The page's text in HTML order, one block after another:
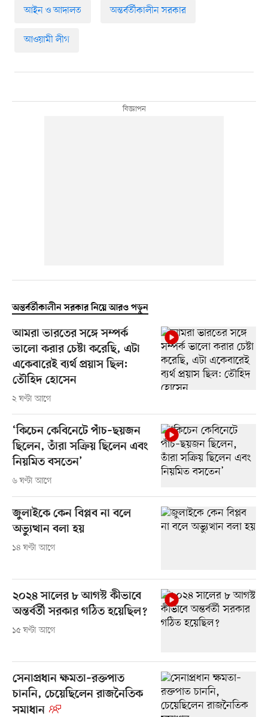
আইন ও আদালত অন্তর্বর্তীকালীন সরকার
আওয়ামী লীগ
অন্তর্বর্তীকালীন সরকার নিয়ে আরও পড়ুন
আমরা ভারতের সঙ্গে সম্পর্ক
ভালো করার চেষ্টা করেছি, এটা
একেবারেই ব্যর্থ প্রয়াস ছিল:
তৌহিদ হোসেন
২ ঘণ্টা আগে
‘কিচেন কেবিনেটে পাঁচ–ছয়জন
ছিলেন, তাঁরা সক্রিয় ছিলেন এবং
নিয়মিত বসতেন’
৬ ঘণ্টা আগে
জুলাইকে কেন বিপ্লব না বলে
অভ্যুত্থান বলা হয়
১৪ ঘণ্টা আগে
২০২৪ সালের ৮ আগস্ট কীভাবে
অন্তর্বর্তী সরকার গঠিত হয়েছিল?
১৫ ঘণ্টা আগে
সেনাপ্রধান ক্ষমতা–রক্তপাত
চাননি, চেয়েছিলেন রাজনৈতিক
সমাধান